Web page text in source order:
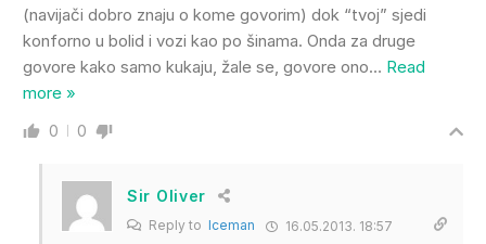
(navijači dobro znaju o kome govorim) dok “tvoj” sjedi
konforno u bolid i vozi kao po šinama. Onda za druge
govore kako samo kukaju, žale se, govore ono… Read
more »
0 0
Sir Oliver
Reply to Iceman 16.05.2013. 18:57